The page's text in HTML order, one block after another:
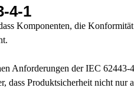
4-1
Komponenten, die Konformität
Anforderungen der IEC
Produktsicherheit nicht nur